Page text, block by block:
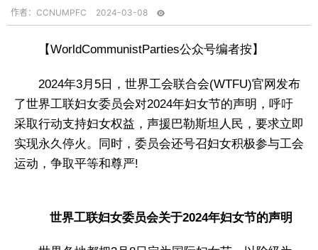
作者： CCNUMPFC 2024-03-08
【WorldCommunistParties公众号编者按】
2024年3月5日，世界工会联合会(WTFU)官网发布
了世界工联妇女委员会对2024年妇女节的声明，呼吁
采取行动支持妇女权益，声援巴勒斯坦人民，要求立即
实现永久停火。同时，委员会还号召妇女积极参与工会
运动，争取平等和尊严!
世界工联妇女委员会关于2024年妇女节的声明